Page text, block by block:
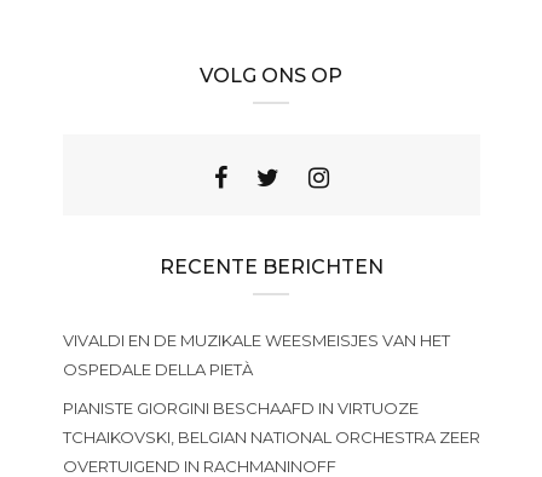
VOLG ONS OP
RECENTE BERICHTEN
VIVALDI EN DE MUZIKALE WEESMEISJES VAN HET
OSPEDALE DELLA PIETÀ
PIANISTE GIORGINI BESCHAAFD IN VIRTUOZE
TCHAIKOVSKI, BELGIAN NATIONAL ORCHESTRA ZEER
OVERTUIGEND IN RACHMANINOFF